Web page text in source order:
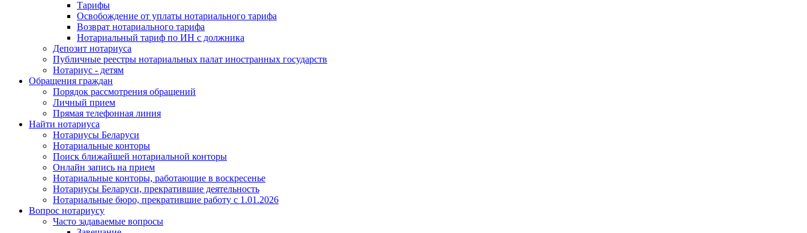
Тарифы
Освобождение от уплаты нотариального тарифа
Возврат нотариального тарифа
Нотариальный тариф по ИН с должника
Депозит нотариуса
Публичные реестры нотариальных палат иностранных государств
Нотариус - детям
Обращения граждан
Порядок рассмотрения обращений
Личный прием
Прямая телефонная линия
Найти нотариуса
Нотариусы Беларуси
Нотариальные конторы
Поиск ближайшей нотариальной конторы
Онлайн запись на прием
Нотариальные конторы, работающие в воскресенье
Нотариусы Беларуси, прекратившие деятельность
Нотариальные бюро, прекратившие работу с 1.01.2026
Вопрос нотариусу
Часто задаваемые вопросы